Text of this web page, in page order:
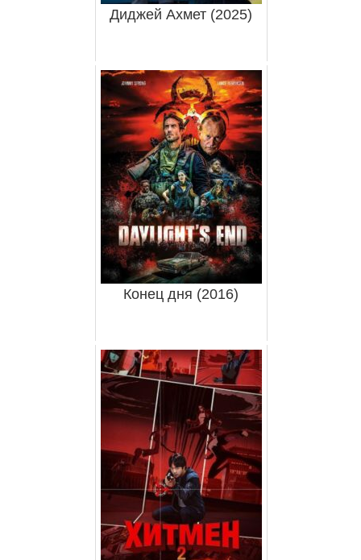
Диджей Ахмет (2025)
Конец дня (2016)